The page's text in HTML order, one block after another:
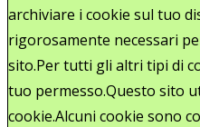
archiviare i cookie sul tuo
rigorosamente necessari
sito.Per tutti gli altri tipi di
tuo permesso.Questo sito
cookie.Alcuni cookie sono